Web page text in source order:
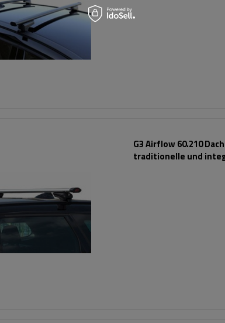
G3 Airflow 60.210
traditionelle und